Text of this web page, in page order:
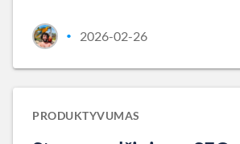
• 2026-02-26
PRODUKTYVUMAS